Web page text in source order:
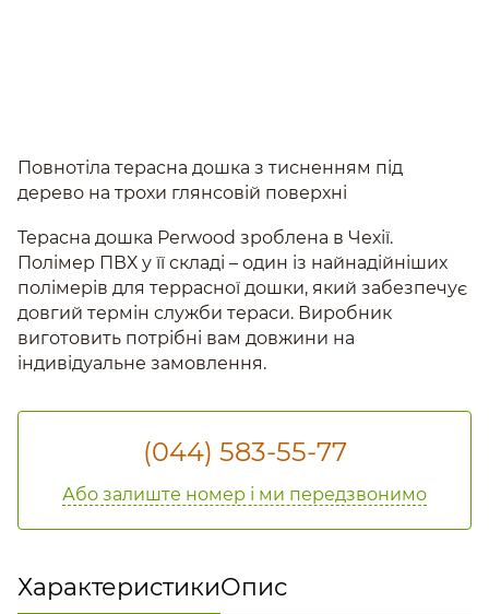
Повнотіла терасна дошка з тисненням під
дерево на трохи глянсовій поверхні
Терасна дошка Perwood зроблена в Чехії.
Полімер ПВХ у її складі – один із найнадійніших
полімерів для террасної дошки, який забезпечує
довгий термін служби тераси. Виробник
виготовить потрібні вам довжини на
індивідуальне замовлення.
(044) 583-55-77
Або залиште номер і ми передзвонимо
ХарактеристикиОпис